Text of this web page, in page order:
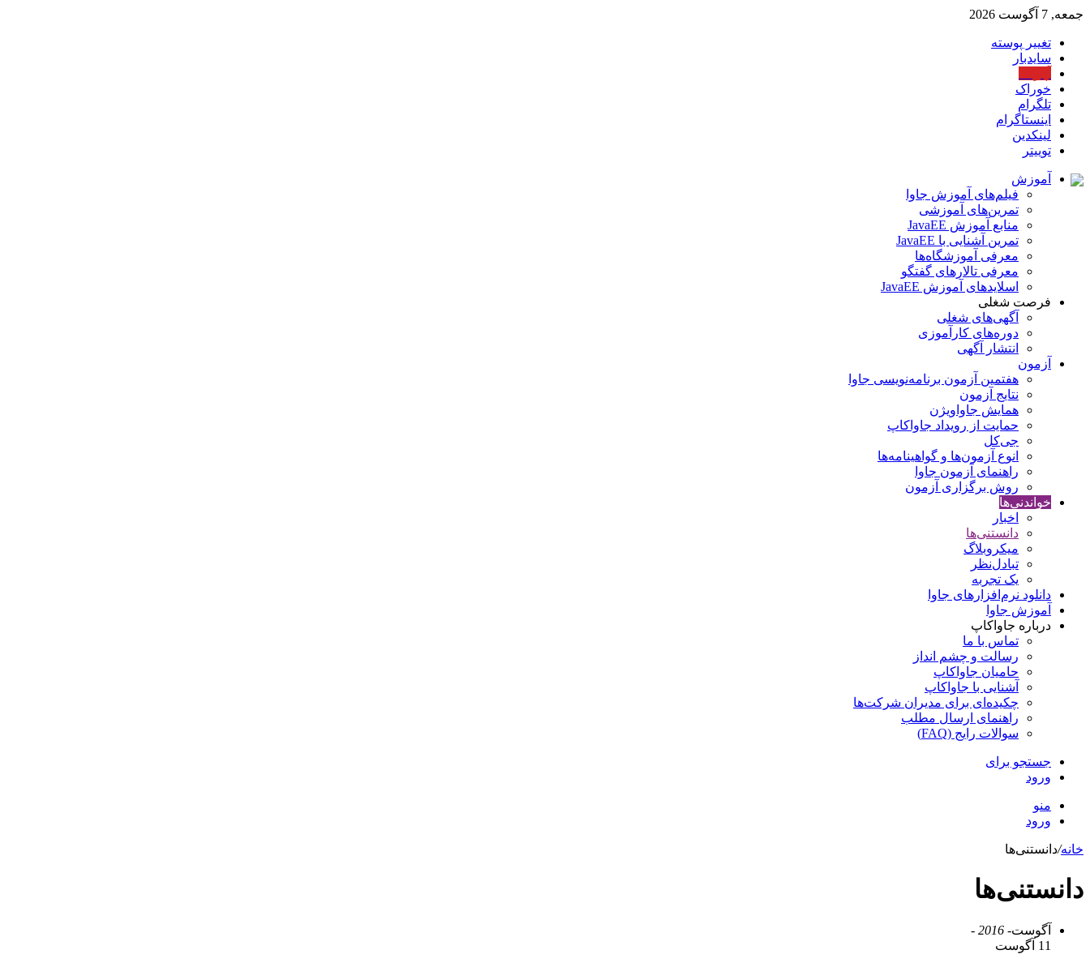
جمعه, 7 آگوست 2026
تغییر پوسته
سایدبار
خوراک
تلگرام
اینستاگرام
لینکدین
توییتر
آموزش
فیلم‌های آموزش جاوا
تمرین‌های آموزشی
منابع آموزش JavaEE
تمرین آشنایی با JavaEE
معرفی آموزشگاه‌ها
معرفی تالارهای گفتگو
اسلایدهای آموزش JavaEE
فرصت شغلی
آگهی‌های شغلی
دوره‌های کارآموزی
انتشار آگهی
آزمون
هفتمین آزمون برنامه‌نویسی جاوا
نتایج آزمون
همایش جاواویژن
حمایت از رویداد جاواکاپ
جی‌کل
انوع آزمون‌ها و گواهینامه‌ها
راهنمای آزمون جاوا
روش برگزاری آزمون
خواندنی‌ها
اخبار
دانستنی‌ها
میکروبلاگ
تبادل‌نظر
یک تجربه
دانلود نرم‌افزارهای جاوا
آموزش جاوا
درباره جاواکاپ
تماس با ما
رسالت و چشم انداز
حامیان جاواکاپ
آشنایی با جاواکاپ
چکیده‌ای برای مدیران شرکت‌ها
راهنمای ارسال مطلب
سوالات رایج (FAQ)
جستجو برای
ورود
منو
ورود
خانه/دانستنی‌ها
دانستنی‌ها
آگوست- 2016 -
11 آگوست